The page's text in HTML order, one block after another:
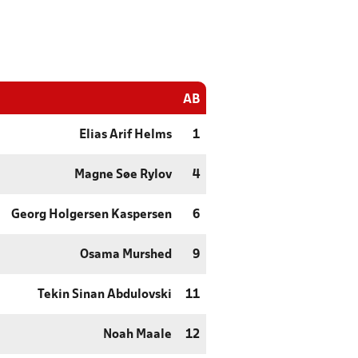
AB
Elias Arif Helms 1
Magne Søe Rylov 4
Georg Holgersen Kaspersen 6
Osama Murshed 9
Tekin Sinan Abdulovski 11
Noah Maale 12